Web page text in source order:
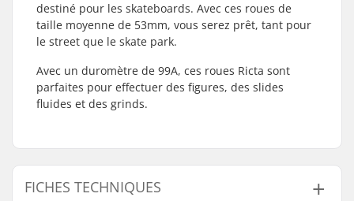
destiné pour les skateboards. Avec ces roues de
taille moyenne de 53mm, vous serez prêt, tant pour
le street que le skate park.
Avec un duromètre de 99A, ces roues Ricta sont
parfaites pour effectuer des figures, des slides
fluides et des grinds.
FICHES TECHNIQUES